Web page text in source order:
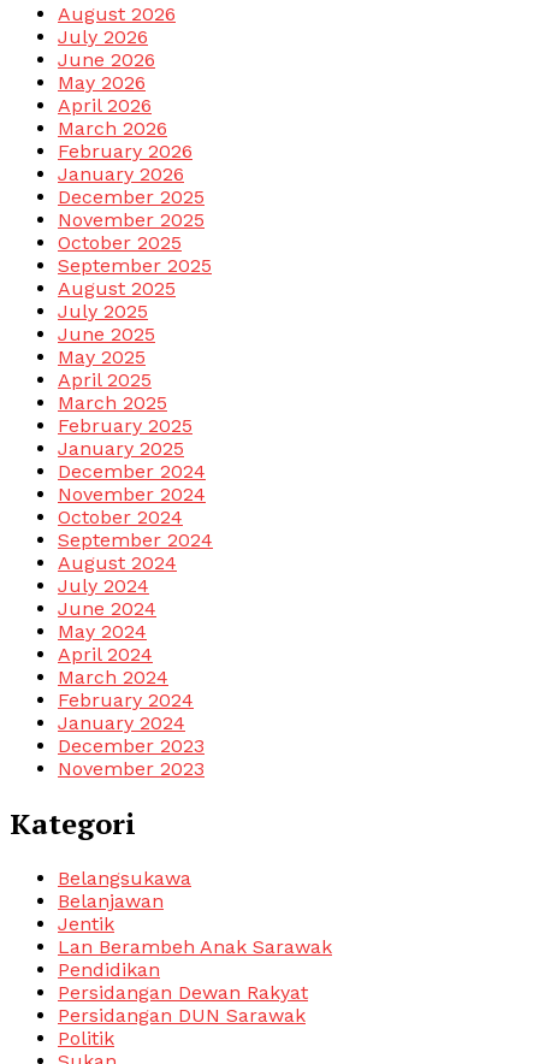
August 2026
July 2026
June 2026
May 2026
April 2026
March 2026
February 2026
January 2026
December 2025
November 2025
October 2025
September 2025
August 2025
July 2025
June 2025
May 2025
April 2025
March 2025
February 2025
January 2025
December 2024
November 2024
October 2024
September 2024
August 2024
July 2024
June 2024
May 2024
April 2024
March 2024
February 2024
January 2024
December 2023
November 2023
Kategori
Belangsukawa
Belanjawan
Jentik
Lan Berambeh Anak Sarawak
Pendidikan
Persidangan Dewan Rakyat
Persidangan DUN Sarawak
Politik